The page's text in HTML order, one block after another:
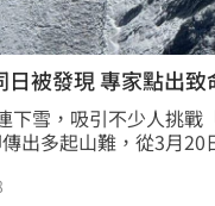
日被發現 專家點出致
下雪，吸引不少人挑戰
出多起山難，從3月20
日）被尋獲。知名山岳